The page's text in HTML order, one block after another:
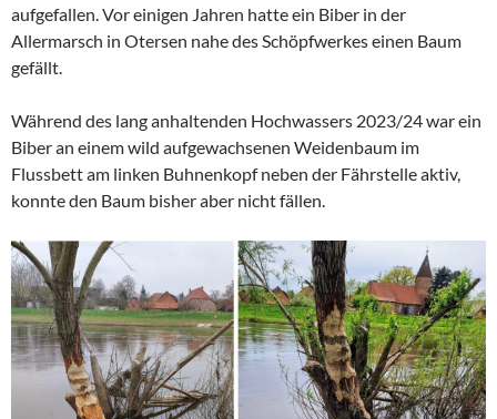
aufgefallen. Vor einigen Jahren hatte ein Biber in der
Allermarsch in Otersen nahe des Schöpfwerkes einen Baum
gefällt.
Während des lang anhaltenden Hochwassers 2023/24 war ein
Biber an einem wild aufgewachsenen Weidenbaum im
Flussbett am linken Buhnenkopf neben der Fährstelle aktiv,
konnte den Baum bisher aber nicht fällen.